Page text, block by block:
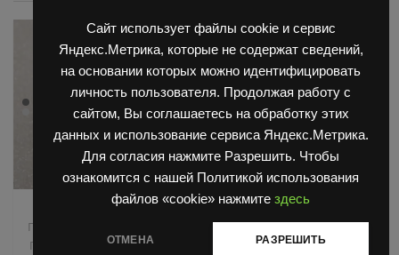
Сайт использует файлы cookie и сервис
Яндекс.Метрика, которые не содержат сведений,
на основании которых можно идентифицировать
личность пользователя. Продолжая работу с
сайтом, Вы соглашаетесь на обработку этих
данных и использование сервиса Яндекс.Метрика.
Для согласия нажмите Разрешить. Чтобы
ознакомится с нашей Политикой использования
файлов «cookie» нажмите здесь
ОТМЕНА РАЗРЕШИТЬ
Запчасти Балканкар,
Погрузчик ДВ 1661 , 1621
Погрузчик ДВ 1792, 1788,
Двигатель Д3900,Запчасти
Балканкар